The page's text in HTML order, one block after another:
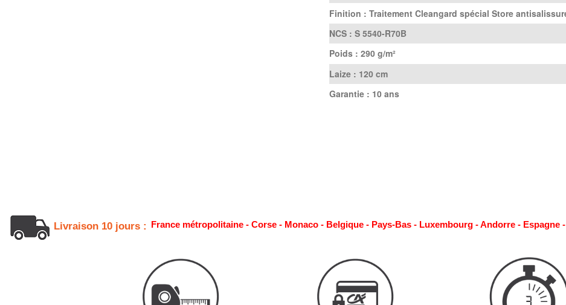
Finition : Traitement Cleangard spécial Store
NCS : S 5540-R70B
Poids : 290 g/m²
Laize : 120 cm
Garantie : 10 ans
Livraison 10 jours : France métropolitaine - Corse - Monaco - Belgique - Pays-Bas - Luxembourg - Andorre - Espagne